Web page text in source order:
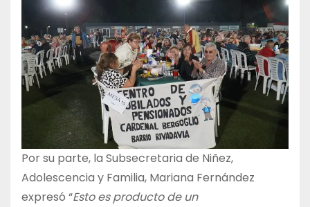
Por su parte, la Subsecretaria de Niñez,
Adolescencia y Familia, Mariana Fernández
expresó “Esto es producto de un